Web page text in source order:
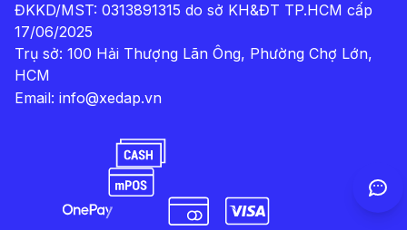
ĐKKD/MST: 0313891315 do sở KH&ĐT TP.HCM cấp
17/06/2025
Trụ sở: 100 Hải Thượng Lãn Ông, Phường Chợ Lớn,
HCM
Email: info@xedap.vn